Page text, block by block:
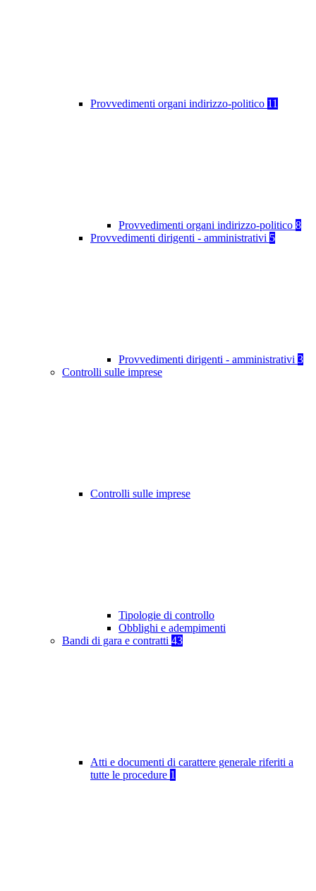
Provvedimenti organi indirizzo-politico 11
Provvedimenti organi indirizzo-politico 8
Provvedimenti dirigenti - amministrativi 5
Provvedimenti dirigenti - amministrativi 3
Controlli sulle imprese
Controlli sulle imprese
Tipologie di controllo
Obblighi e adempimenti
Bandi di gara e contratti 43
Atti e documenti di carattere generale riferiti a
tutte le procedure 1